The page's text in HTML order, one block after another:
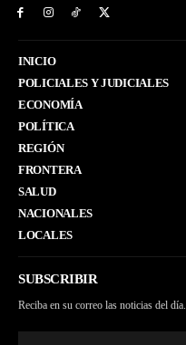
INICIO
POLICIALES Y JUDICIALES
ECONOMÍA
POLÍTICA
REGIÓN
FRONTERA
SALUD
NACIONALES
LOCALES
SUBSCRIBIR
Reciba en su correo las noticias del día.